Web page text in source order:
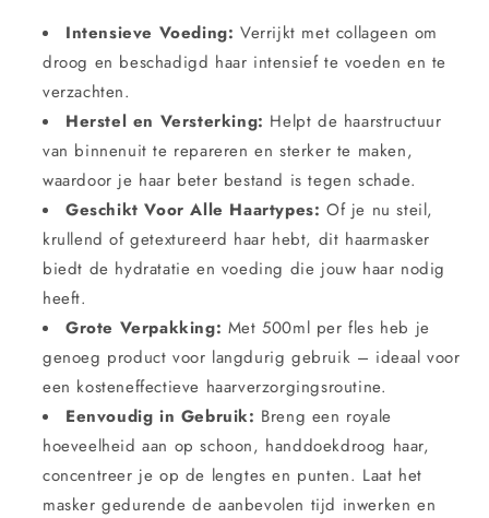
Intensieve Voeding: Verrijkt met collageen om
droog en beschadigd haar intensief te voeden en te
verzachten.
Herstel en Versterking: Helpt de haarstructuur
van binnenuit te repareren en sterker te maken,
waardoor je haar beter bestand is tegen schade.
Geschikt Voor Alle Haartypes: Of je nu steil,
krullend of getextureerd haar hebt, dit haarmasker
biedt de hydratatie en voeding die jouw haar nodig
heeft.
Grote Verpakking: Met 500ml per fles heb je
genoeg product voor langdurig gebruik – ideaal voor
een kosteneffectieve haarverzorgingsroutine.
Eenvoudig in Gebruik: Breng een royale
hoeveelheid aan op schoon, handdoekdroog haar,
concentreer je op de lengtes en punten. Laat het
masker gedurende de aanbevolen tijd inwerken en